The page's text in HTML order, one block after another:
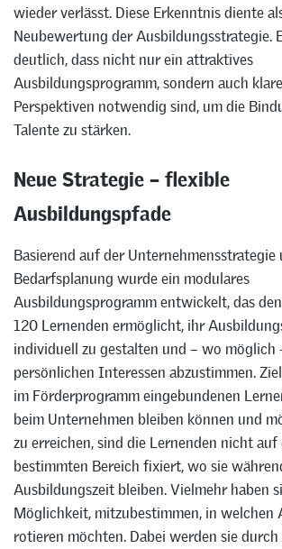
wieder verlässt. Diese Erkenntnis diente
Neubewertung der Ausbildungsstrategie.
deutlich, dass nicht nur ein attraktives
Ausbildungsprogramm, sondern auch
Perspektiven notwendig sind, um die
Talente zu stärken.
Neue Strategie – flexible
Ausbildungspfade
Basierend auf der Unternehmensstrategie
Bedarfsplanung wurde ein modulares
Ausbildungsprogramm entwickelt, das
120 Lernenden ermöglicht, ihr
individuell zu gestalten und – wo möglich
persönlichen Interessen abzustimmen.
im Förderprogramm eingebundenen
beim Unternehmen bleiben können und
zu erreichen, sind die Lernenden nicht auf
bestimmten Bereich fixiert, wo sie
Ausbildungszeit bleiben. Vielmehr haben
Möglichkeit, mitzubestimmen, in welchen
rotieren möchten. Dabei werden sie durch